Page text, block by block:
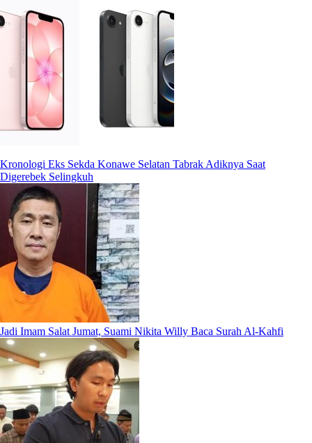
Kronologi Eks Sekda Konawe Selatan Tabrak Adiknya Saat
Digerebek Selingkuh
Jadi Imam Salat Jumat, Suami Nikita Willy Baca Surah Al-Kahfi